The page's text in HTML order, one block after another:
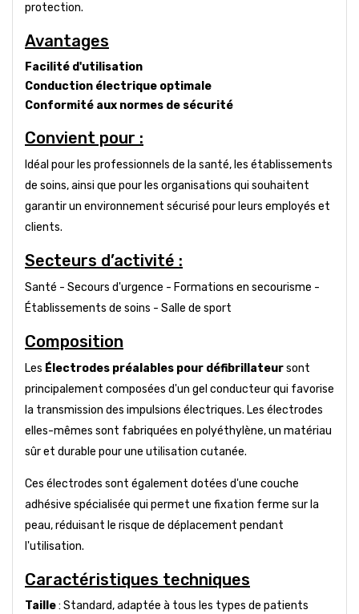
protection.
Avantages
Facilité d'utilisation
Conduction électrique optimale
Conformité aux normes de sécurité
Convient pour :
Idéal pour les professionnels de la santé, les établissements
de soins, ainsi que pour les organisations qui souhaitent
garantir un environnement sécurisé pour leurs employés et
clients.
Secteurs d’activité :
Santé - Secours d'urgence - Formations en secourisme -
Établissements de soins - Salle de sport
Composition
Les Électrodes préalables pour défibrillateursont
principalement composées d'un gel conducteur qui favorise
la transmission des impulsions électriques. Les électrodes
elles-mêmes sont fabriquées en polyéthylène, un matériau
sûr et durable pour une utilisation cutanée.
Ces électrodes sont également dotées d'une couche
adhésive spécialisée qui permet une fixation ferme sur la
peau, réduisant le risque de déplacement pendant
l'utilisation.
Caractéristiques techniques
Taille: Standard, adaptée à tous les types de patients